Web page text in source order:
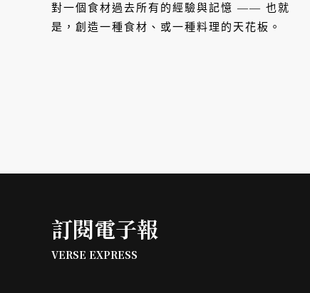
對一個食材過去所有的經驗與記憶 —— 也就
是，創造一種食材、或一種料理的天花板。
訂閱電子報
VERSE EXPRESS